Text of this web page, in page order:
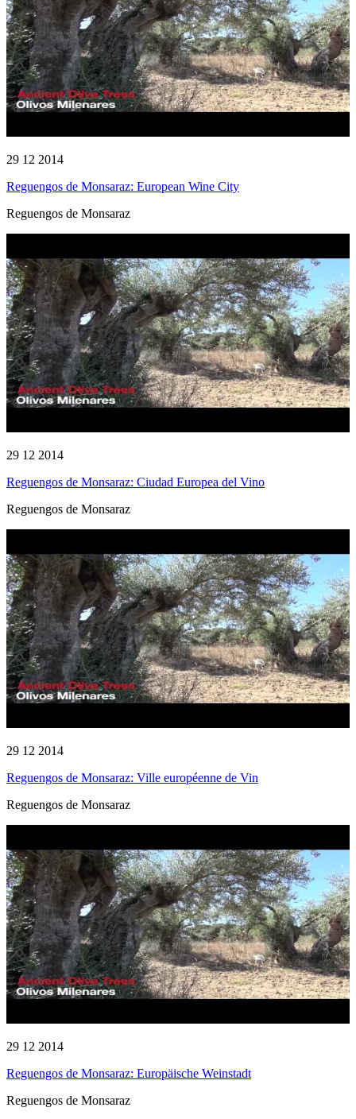
29 12 2014
Reguengos de Monsaraz: European Wine City
Reguengos de Monsaraz
29 12 2014
Reguengos de Monsaraz: Ciudad Europea del Vino
Reguengos de Monsaraz
29 12 2014
Reguengos de Monsaraz: Ville européenne de Vin
Reguengos de Monsaraz
29 12 2014
Reguengos de Monsaraz: Europäische Weinstadt
Reguengos de Monsaraz